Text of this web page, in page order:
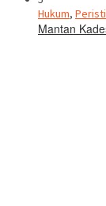
Hukum,
Mantan